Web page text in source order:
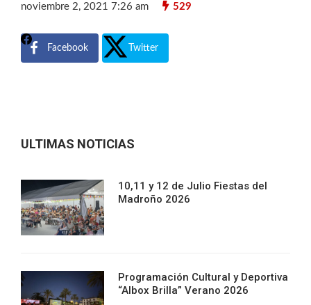
noviembre 2, 2021 7:26 am 529
Facebook Twitter
ULTIMAS NOTICIAS
10,11 y 12 de Julio Fiestas del
Madroño 2026
Programación Cultural y Deportiva
“Albox Brilla” Verano 2026